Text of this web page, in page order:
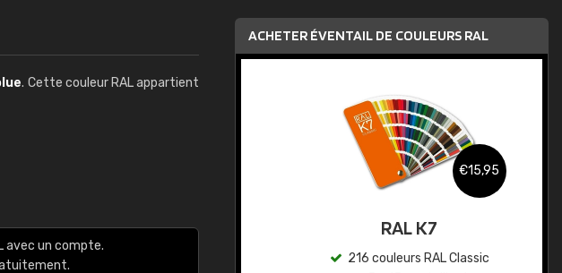
. Cette couleur RAL appartient
avec un compte.
ACHETER ÉVENTAIL DE COULEURS RAL
RAL K7 à base d'eau
216 couleurs RAL Classic
€15,95
RAL K7
216 couleurs RAL Classic